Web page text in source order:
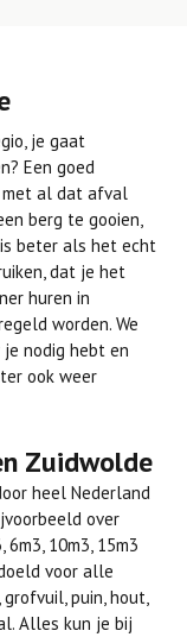
je gaat
Een goed
met al dat afval
berg te gooien,
beter als het echt
dat je het
huren in
worden. We
nodig hebt en
ook weer
Zuidwolde
heel Nederland
over
10m3, 15m3
voor alle
puin, hout,
Alles kun je bij